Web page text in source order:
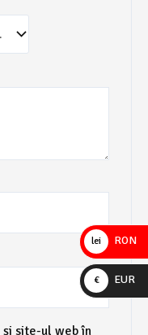
site-ul web în
lei RON
€ EUR